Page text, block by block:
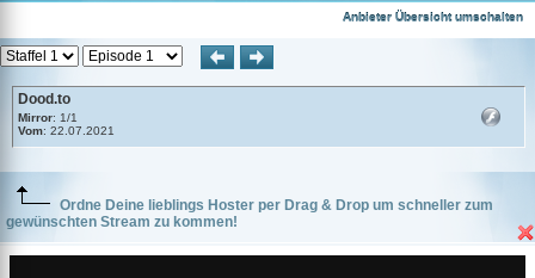
Anbieter Übersicht umschalten
Dood.to
Mirror: 1/1
Vom: 22.07.2021
Ordne Deine lieblings Hoster per Drag & Drop um schneller zum
gewünschten Stream zu kommen!